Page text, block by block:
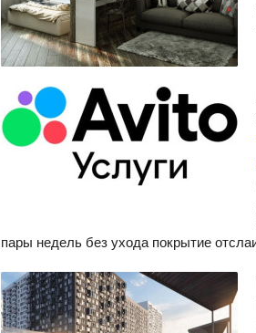
пары недель без ухода покрытие